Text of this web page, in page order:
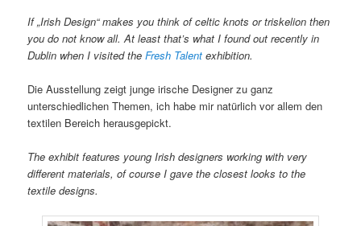
If „Irish Design“ makes you think of celtic knots or triskelion then
you do not know all. At least that’s what I found out recently in
Dublin when I visited theFresh Talent exhibition.
Die Ausstellung zeigt junge irische Designer zu ganz
unterschiedlichen Themen, ich habe mir natürlich vor allem den
textilen Bereich herausgepickt.
The exhibit features young Irish designers working with very
different materials, of course I gave the closest looks to the
textile designs.